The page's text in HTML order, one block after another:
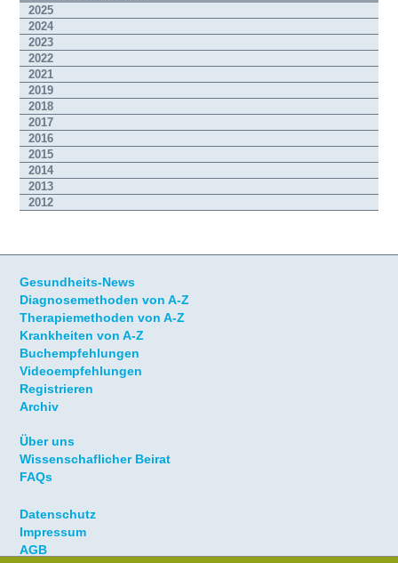
2025
2024
2023
2022
2021
2019
2018
2017
2016
2015
2014
2013
2012
Gesundheits-News
Diagnosemethoden von A-Z
Therapiemethoden von A-Z
Krankheiten von A-Z
Buchempfehlungen
Videoempfehlungen
Registrieren
Archiv
Über uns
Wissenschaflicher Beirat
FAQs
Datenschutz
Impressum
AGB